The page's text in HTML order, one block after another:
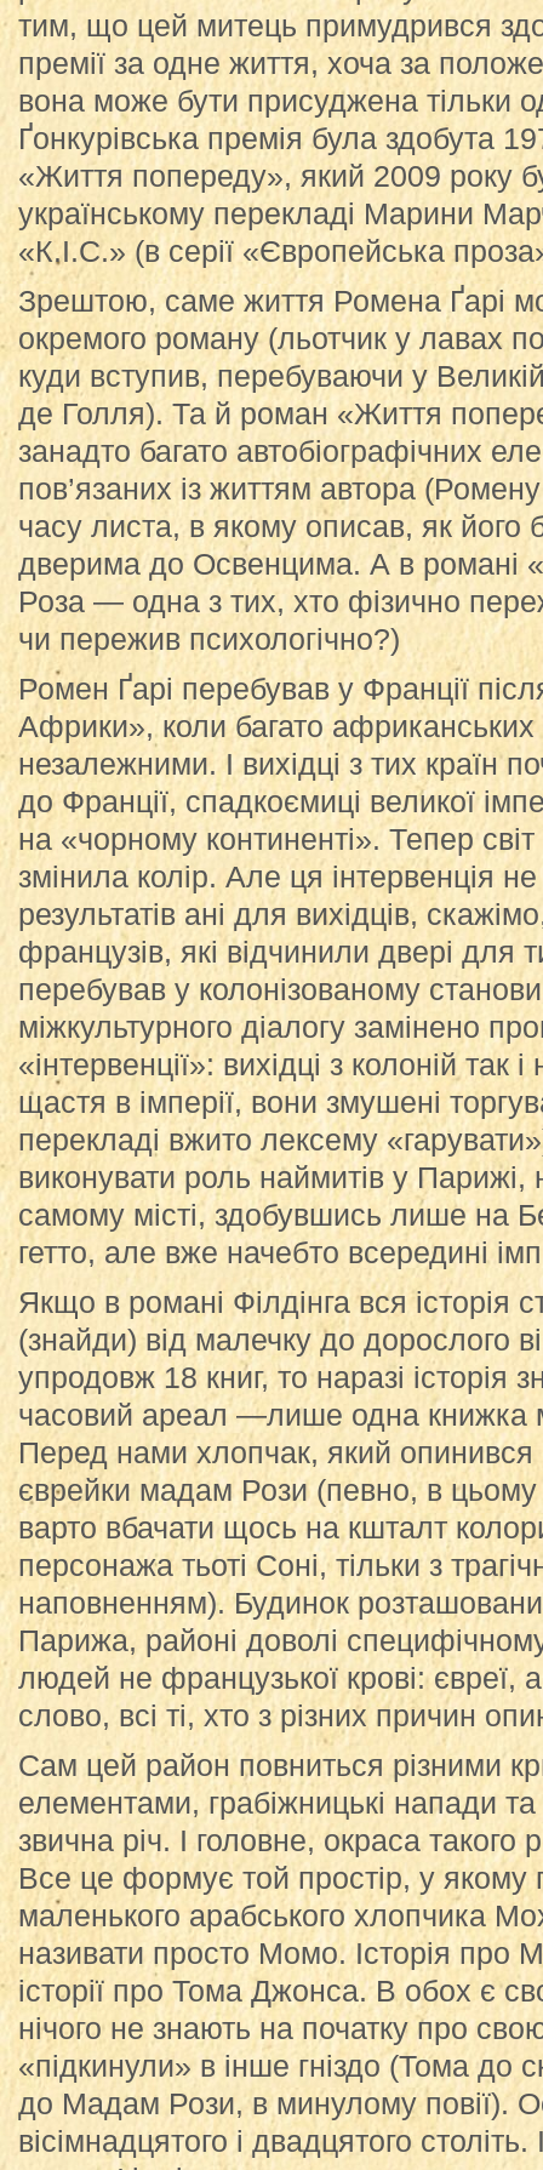
тим, що цей митець примудрився
премії за одне життя, хоча за
вона може бути присуджена тільки
Ґонкурівська премія була здобута
«Життя попереду», який 2009 року
українському перекладі Марини
«К.І.С.» (в серії «Європейська
Зрештою, саме життя Ромена Ґарі
окремого роману (льотчик у лавах
куди вступив, перебуваючи у
де Голля). Та й роман «Життя
занадто багато автобіографічних
пов’язаних із життям автора
часу листа, в якому описав, як його
дверима до Освенцима. А в романі
Роза — одна з тих, хто фізично
чи пережив психологічно?)
Ромен Ґарі перебував у Франції
Африки», коли багато африканських
незалежними. І вихідці з тих країн
до Франції, спадкоємиці великої
на «чорному континенті». Тепер
змінила колір. Але ця інтервенція
результатів ані для вихідців,
французів, які відчинили двері для
перебував у колонізованому
міжкультурного діалогу замінено
«інтервенції»: вихідці з колоній так
щастя в імперії, вони змушені
перекладі вжито лексему
виконувати роль наймитів у
самому місті, здобувшись лише на
гетто, але вже начебто всередині
Якщо в романі Філдінга вся історія
(знайди) від малечку до дорослого
упродовж 18 книг, то наразі історія
часовий ареал —лише одна книжка
Перед нами хлопчак, який опинився
єврейки мадам Рози (певно, в цьому
варто вбачати щось на кшталт
персонажа тьоті Соні, тільки з
наповненням). Будинок
Парижа, районі доволі
людей не французької крові:
слово, всі ті, хто з різних причин
Сам цей район повниться різними
елементами, грабіжницькі напади
звична річ. І головне, окраса
Все це формує той простір, у якому
маленького арабського хлопчика
називати просто Момо. Історія про
історії про Тома Джонса. В обох є
нічого не знають на початку про
«підкинули» в інше гніздо (Тома
до Мадам Рози, в минулому повії).
вісімнадцятого і двадцятого